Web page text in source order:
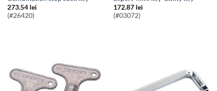
273.54 lei
(#26420)
172.87 lei
(#03072)